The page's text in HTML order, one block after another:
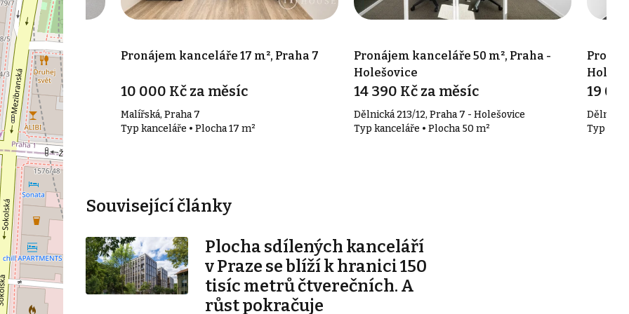
m², Praha -
4 - Nusle
m²
Pronájem kanceláře 17 m², Praha 7
10 000 Kč za měsíc
Malířská, Praha 7
Typ kanceláře • Plocha 17 m²
Pronájem kanceláře 50 m², Praha -
Holešovice
14 390 Kč za měsíc
Dělnická 213/12, Praha 7 - Holešovice
Typ kanceláře • Plocha 50 m²
19
Dělnická
Typ
Související články
Plocha sdílených kanceláří
v Praze se blíží k hranici 150
tisíc metrů čtverečních. A
růst pokračuje